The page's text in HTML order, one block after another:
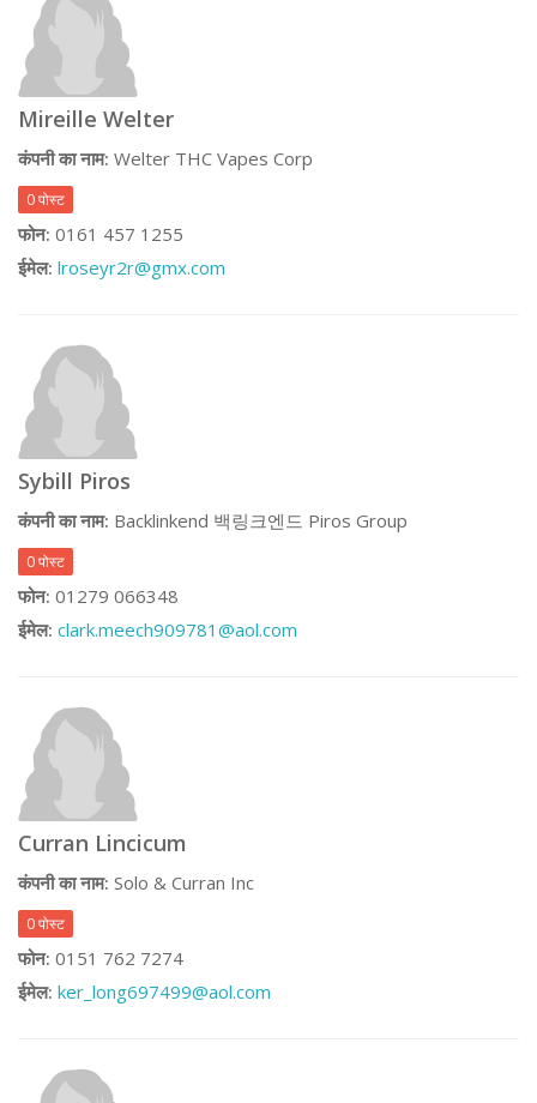
Mireille Welter
कंपनी का नाम: Welter THC Vapes Corp
0 पोस्ट
फोन: 0161 457 1255
ईमेल: lroseyr2r@gmx.com
Sybill Piros
कंपनी का नाम: Backlinkend 백링크엔드 Piros Group
0 पोस्ट
फोन: 01279 066348
ईमेल: clark.meech909781@aol.com
Curran Lincicum
कंपनी का नाम: Solo & Curran Inc
0 पोस्ट
फोन: 0151 762 7274
ईमेल: ker_long697499@aol.com